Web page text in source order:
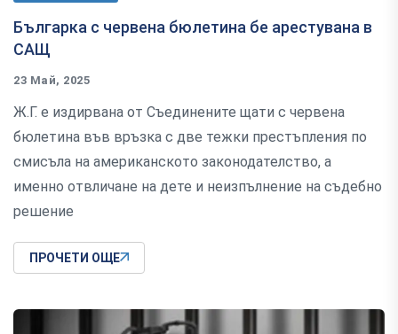
Българка с червена бюлетина бе арестувана в
САЩ
23 Май, 2025
Ж.Г. е издирвана от Съединените щати с червена
бюлетина във връзка с две тежки престъпления по
смисъла на американското законодателство, а
именно отвличане на дете и неизпълнение на съдебно
решение
ПРОЧЕТИ ОЩЕ